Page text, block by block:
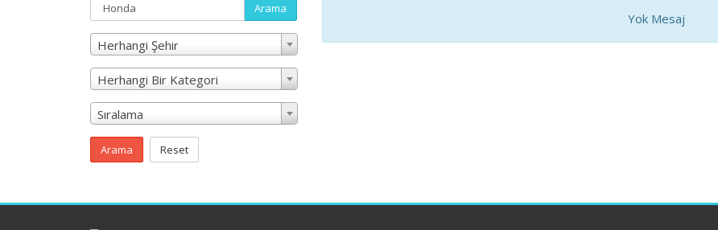
Arama
Herhangi Şehir
Herhangi Bir Kategori
Sıralama
Arama Reset
Yok Mesaj